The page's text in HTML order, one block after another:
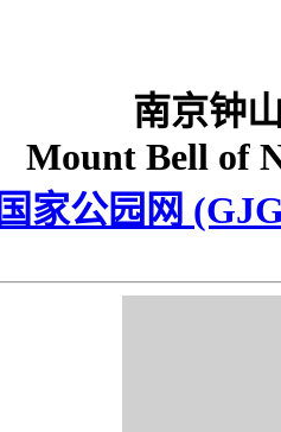
南京钟
Mount Bell of
国家公园网